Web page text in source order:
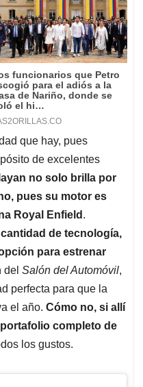
que hay, pues
de excelentes
no solo brilla por
pues su motor es
Royal Enfield .
de tecnología,
para estrenar
del Salón del Automóvil,
perfecta para que la
el año. Cómo no, si allí
completo de
los gustos.